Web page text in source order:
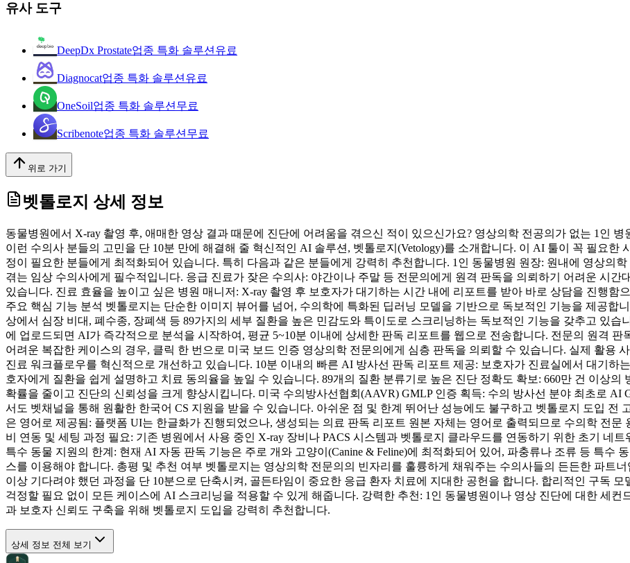
유사 도구
DeepDx Prostate업종 특화 솔루션 유료
Diagnocat업종 특화 솔루션 유료
OneSoil업종 특화 솔루션 무료
Scribenote업종 특화 솔루션 무료
위로 가기
벳톨로지 상세 정보
동물병원에서 X-ray 촬영 후, 애매한 영상 결과 때문에 진단에 어려움을 겪으신 적이 있으신가요? 영상의학 전공의가 없는 1인
이런 수의사 분들의 고민을 단 10분 만에 해결해 줄 혁신적인 AI 솔루션, 벳톨로지(Vetology)를 소개합니다. 이 AI 툴이 꼭 필요한
정이 필요한 분들에게 최적화되어 있습니다. 특히 다음과 같은 분들에게 강력히 추천합니다. 1인 동물병원 원장: 원내에 영상의
겪는 임상 수의사에게 필수적입니다. 응급 진료가 잦은 수의사: 야간이나 주말 등 전문의에게 원격 판독을 의뢰하기 어려운 시
있습니다. 진료 효율을 높이고 싶은 병원 매니저: X-ray 촬영 후 보호자가 대기하는 시간 내에 리포트를 받아 바로 상담을 진행함
주요 핵심 기능 분석 벳톨로지는 단순한 이미지 뷰어를 넘어, 수의학에 특화된 딥러닝 모델을 기반으로 독보적인 기능을 제공합
상에서 심장 비대, 폐수종, 장폐색 등 89가지의 세부 질환을 높은 민감도와 특이도로 스크리닝하는 독보적인 기능을 갖추고 있습
에 업로드되면 AI가 즉각적으로 분석을 시작하여, 평균 5~10분 이내에 상세한 판독 리포트를 웹으로 전송합니다. 전문의 원격 판
어려운 복잡한 케이스의 경우, 클릭 한 번으로 미국 보드 인증 영상의학 전문의에게 심층 판독을 의뢰할 수 있습니다. 실제 활용
진료 워크플로우를 혁신적으로 개선하고 있습니다. 10분 이내의 빠른 AI 방사선 판독 리포트 제공: 보호자가 진료실에서 대기하
호자에게 질환을 쉽게 설명하고 치료 동의율을 높일 수 있습니다. 89개의 질환 분류기로 높은 진단 정확도 확보: 660만 건 이상
확률을 줄이고 진단의 신뢰성을 크게 향상시킵니다. 미국 수의방사선협회(AAVR) GMLP 인증 획득: 수의 방사선 분야 최초로 AI
서도 벳채널을 통해 원활한 한국어 CS 지원을 받을 수 있습니다. 아쉬운 점 및 한계 뛰어난 성능에도 불구하고 벳톨로지 도입 전
은 영어로 제공됨: 플랫폼 UI는 한글화가 진행되었으나, 생성되는 의료 판독 리포트 원본 자체는 영어로 출력되므로 수의학 전
비 연동 및 세팅 과정 필요: 기존 병원에서 사용 중인 X-ray 장비나 PACS 시스템과 벳톨로지 클라우드를 연동하기 위한 초기 네
특수 동물 지원의 한계: 현재 AI 자동 판독 기능은 주로 개와 고양이(Canine & Feline)에 최적화되어 있어, 파충류나 조류 등 특수
스를 이용해야 합니다. 총평 및 추천 여부 벳톨로지는 영상의학 전문의의 빈자리를 훌륭하게 채워주는 수의사들의 든든한 파트
이상 기다려야 했던 과정을 단 10분으로 단축시켜, 골든타임이 중요한 응급 환자 치료에 지대한 공헌을 합니다. 합리적인 구독
걱정할 필요 없이 모든 케이스에 AI 스크리닝을 적용할 수 있게 해줍니다. 강력한 추천: 1인 동물병원이나 영상 진단에 대한 세
과 보호자 신뢰도 구축을 위해 벳톨로지 도입을 강력히 추천합니다.
상세 정보 전체 보기